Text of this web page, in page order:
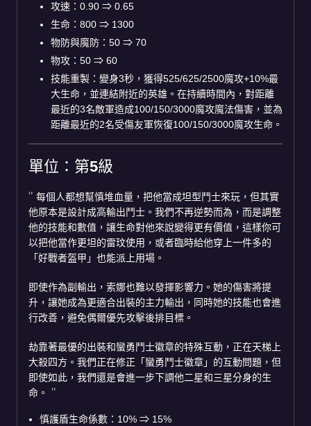
攻速：0.90 ⇒ 0.65
生命：800 ⇒ 1300
物防與魔防：50 ⇒ 70
物攻：50 ⇒ 60
技能重製：變身3秒，獲得525/625/2500魔攻+10%最
大生命，並連結附近的英雄。在持續時間內，對距離
最近的3名敵軍造成100/150/3000魔攻魔法傷害，並為
距離最近的2名受傷友軍恢復100/150/3000魔攻生命。
單位：第5級
每個人都想幫慎堆血量，把他當成坦型鬥士來玩，但其實
他原本是設計成高輸出鬥士。我們不再逆勢而為，而是調整
他的技能和數值，讓生命對他來說變得更有價值，這樣你可
以把他當作更坦的雷玟使用，或者臨時給他穿上一件多的
「好戰者盔甲」也能派上用場。
即使作為副輸出，索娜也難以發揮影響力。她的傷害將提
升，讓她成為更適合出裝的主力輸出，同時她的技能也會進
行改善，避免偶爾優先攻擊後排目標。
劫靠著最優的出裝和蠻勇鬥士徽章的特殊互動，正在天梯上
大殺四方。我們正在修正「蠻勇鬥士徽章」的互動問題，但
即使如此，我們還是會進一步下調他二星和三星分身的生
命。
慎護盾生命係數：10% ⇒ 15%